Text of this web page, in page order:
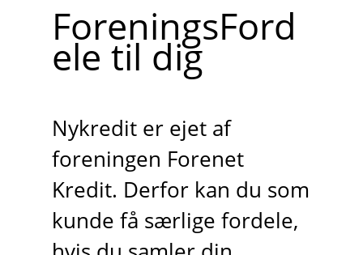
ForeningsFord
ele til dig
Nykredit er ejet af
foreningen Forenet
Kredit. Derfor kan du som
kunde få særlige fordele,